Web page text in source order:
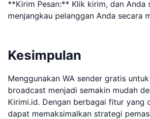
**Kirim Pesan:** Klik kirim, dan Anda
menjangkau pelanggan Anda secara
Kesimpulan
Menggunakan WA sender gratis
broadcast menjadi semakin mudah
Kirimi.id. Dengan berbagai fitur yang
dapat memaksimalkan strategi